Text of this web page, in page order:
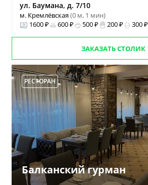
ул. Баумана, д. 7/10
м. Кремлёвская(0 м, 1 мин)
1600 ₽
600 ₽ 500 ₽ 200 ₽ 300 ₽
ЗАКАЗАТЬ СТОЛИК
РЕСТОРАН
Балканский гурман